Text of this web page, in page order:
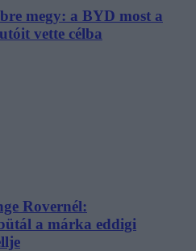
megy: a BYD most a
vette célba
Rovernél:
a márka eddigi